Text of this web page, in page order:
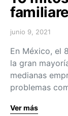
junio 9, 2021
En México, el
la gran
medianas
problemas
Ver más